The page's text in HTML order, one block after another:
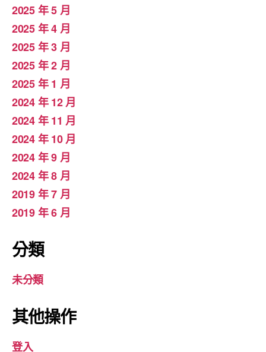
2025 年 5 月
2025 年 4 月
2025 年 3 月
2025 年 2 月
2025 年 1 月
2024 年 12 月
2024 年 11 月
2024 年 10 月
2024 年 9 月
2024 年 8 月
2019 年 7 月
2019 年 6 月
分類
未分類
其他操作
登入